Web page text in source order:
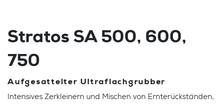
Stratos SA 500, 600,
750
Aufgesattelter Ultraflachgrubber
Intensives Zerkleinern und Mischen von Ernterückständen,